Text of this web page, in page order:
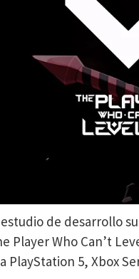
estudio de desarrollo
Player Who Can’t
PlayStation 5, Xbox